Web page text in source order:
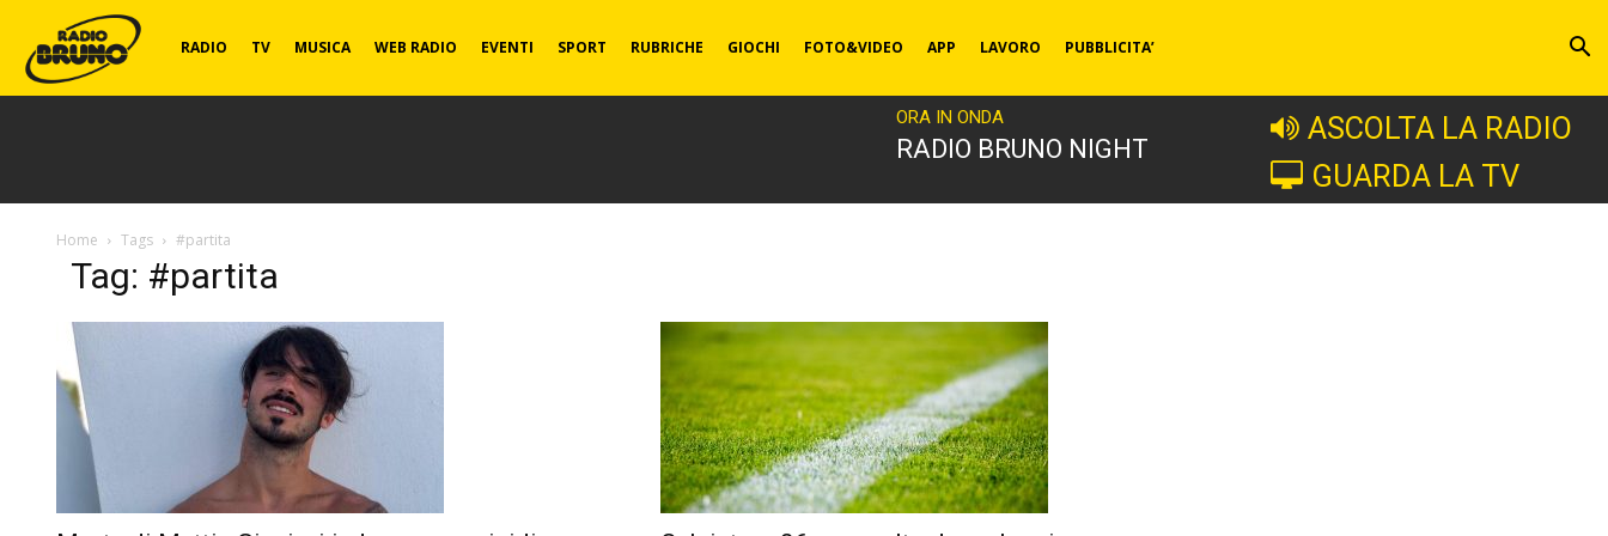
Radio
RADIO TV MUSICA WEB RADIO EVENTI SPORT RUBRICHE GIOCHI FOTO&VIDEO APP LAVORO PUBBLICITA’
ORA IN ONDA
RADIO BRUNO NIGHT
ASCOLTA LA RADIO
GUARDA LA TV
Home Tags #partita
Tag: #partita